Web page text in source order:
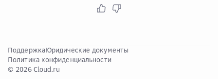
ПоддержкаЮридические документы
Политика конфиденциальности
© 2026 Cloud.ru